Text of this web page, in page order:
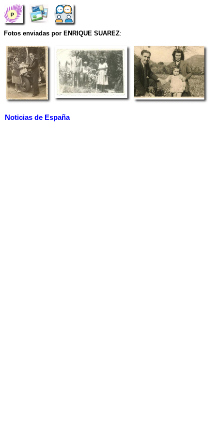
Fotos enviadas por ENRIQUE SUAREZ:
Noticias de España